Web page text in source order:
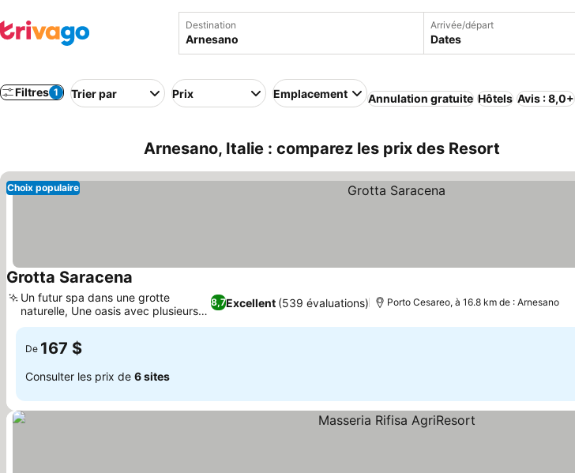
Destination Arrivée/départ
Dates
Filtres 1 Trier par Prix Emplacement Annulation gratuite Hôtels Avis : 8,0+
Arnesano, Italie : comparez les prix des Resort
Choix populaire
Grotta Saracena
8,7Excellent (539 évaluations)
Un futur spa dans une grotte
naturelle, Une oasis avec plusieurs
piscines
Porto Cesareo, à 16.8 km de : Arnesano
De 167 $
Consulter les prix de 6 sites